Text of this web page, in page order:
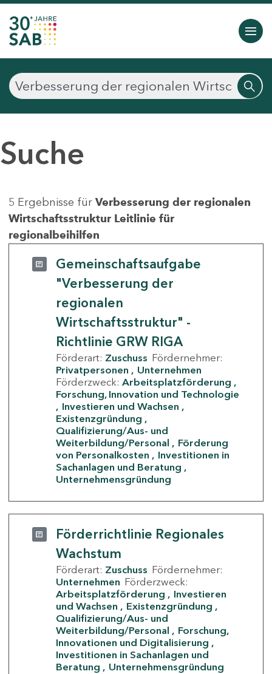
Suche
5 Ergebnisse für Verbesserung der regionalen
Wirtschaftsstruktur Leitlinie für
regionalbeihilfen
Gemeinschaftsaufgabe
"Verbesserung der
regionalen
Wirtschaftsstruktur" -
Richtlinie GRW RIGA
Förderart: Zuschuss Fördernehmer:
Privatpersonen
Unternehmen
Förderzweck: Arbeitsplatzförderung
Forschung, Innovation und Technologie
Investieren und Wachsen
Existenzgründung
Qualifizierung/Aus- und
Weiterbildung/Personal
Förderung
von Personalkosten
Investitionen in
Sachanlagen und Beratung
Unternehmensgründung
Förderrichtlinie Regionales
Wachstum
Förderart: Zuschuss Fördernehmer:
Unternehmen Förderzweck:
Arbeitsplatzförderung
Investieren
und Wachsen
Existenzgründung
Qualifizierung/Aus- und
Weiterbildung/Personal
Forschung,
Innovationen und Digitalisierung
Investitionen in Sachanlagen und
Beratung
Unternehmensgründung